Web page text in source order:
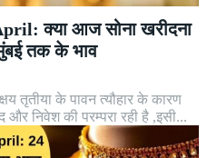
क्या आज सोना खरीदना
तक के भाव
तृतीया के पावन त्यौहार के कारण
और निवेश की परम्परा रही है ,इसी...